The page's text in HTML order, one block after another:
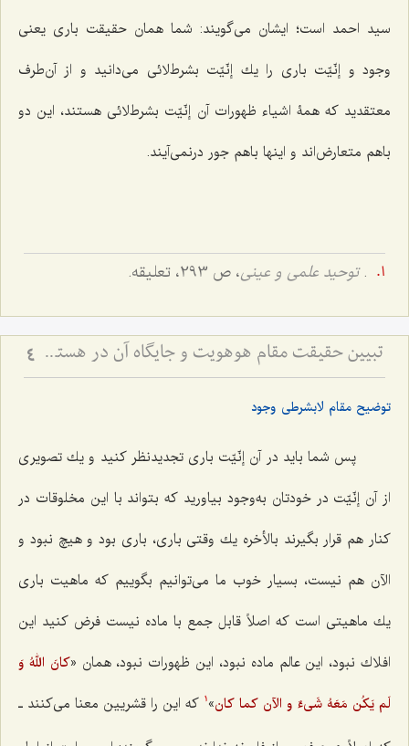
سید احمد است؛ ایشان مى‌گویند: شما همان حقیقت بارى یعنى
وجود و إنّیّت بارى را یك إنّیّت بشرط‌لائى مى‌دانید و از آن‌طرف
معتقدید كه همۀ اشیاء ظهورات آن إنّیّت بشرط‌لائى هستند، این دو
باهم متعارض‌اند و اینها باهم جور درنمى‌آیند.
.توحید علمى و عینى، ص 293، تعلیقه.
تبیین حقیقت مقام هوهویت و جایگاه آن در هستی - تحلیل نسبت میان ذات باری‌تعالی و ظهورات عالم وجود 4
توضیح مقام لابشرطى وجود
پس شما باید در آن إنّیّت بارى تجدیدنظر كنید و یك تصویری
از آن إنّیّت در خودتان به‌وجود بیاورید كه بتواند با این مخلوقات در
كنار هم قرار بگیرند بالأخره یك وقتى بارى، بارى بود و هیچ نبود و
الآن هم نیست، بسیار خوب ما مى‌توانیم بگوییم كه ماهیت بارى
یك ماهیتى است كه اصلاً قابل جمع با ماده نیست فرض كنید این
افلاك نبود، این عالم ماده نبود، این ظهورات نبود، همان «کانَ اللهُ وَ
لَم یَکُن مَعَهُ شَیءٌ و الآن کما کان»‌
1 كه این را قشریین معنا مى‌كنند ـ